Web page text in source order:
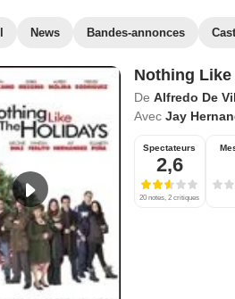
News Bandes-annonces
Nothing
De Alfredo De
Avec Jay
Spectateurs
2,6
20 notes, 2 critiques